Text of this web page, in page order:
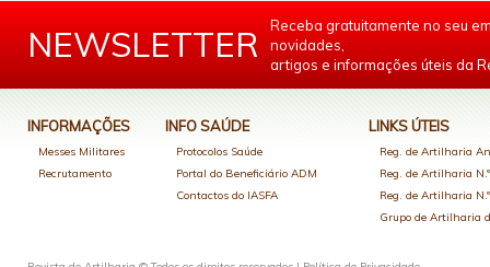
NEWSLETTER
Receba gratuitamente no seu
novidades,
artigos e informações úteis da
INFORMAÇÕES
Messes Militares
Recrutamento
INFO SAÚDE
Protocolos Saúde
Portal do Beneficiário ADM
Contactos do IASFA
LINKS ÚTEIS
Reg. de Artilharia
Reg. de Artilharia
Reg. de Artilharia
Grupo de Artilharia